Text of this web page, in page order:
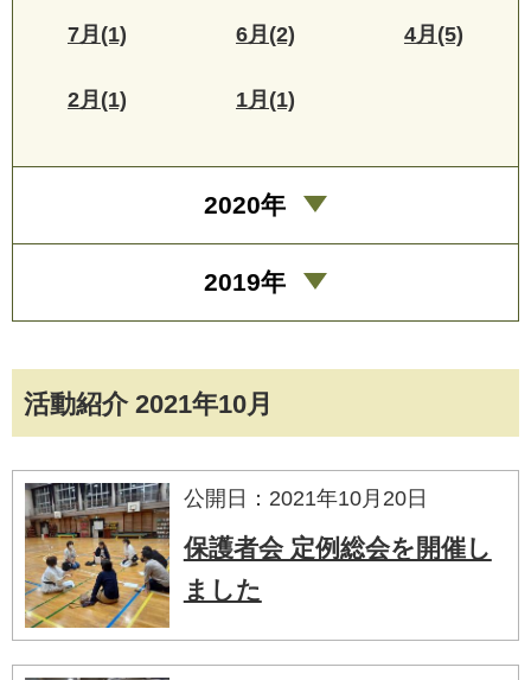
活動紹介 2021年10月
公開日：2021年10月20日
保護者会 定例総会を開催し
ました
7月(1) 6月(2) 4月(5)
2月(1) 1月(1)
2020年
2019年